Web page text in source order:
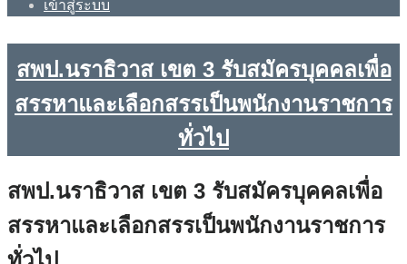
เข้าสู่ระบบ
สพป.นราธิวาส เขต 3 รับสมัครบุคคลเพื่อ
สรรหาและเลือกสรรเป็นพนักงานราชการ
ทั่วไป
สพป.นราธิวาส เขต 3 รับสมัครบุคคลเพื่อ
สรรหาและเลือกสรรเป็นพนักงานราชการ